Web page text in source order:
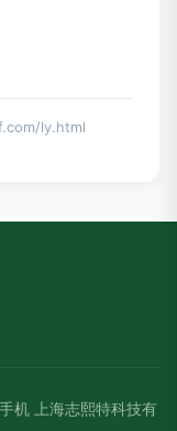
ly.html
机 上海志熙特科技有